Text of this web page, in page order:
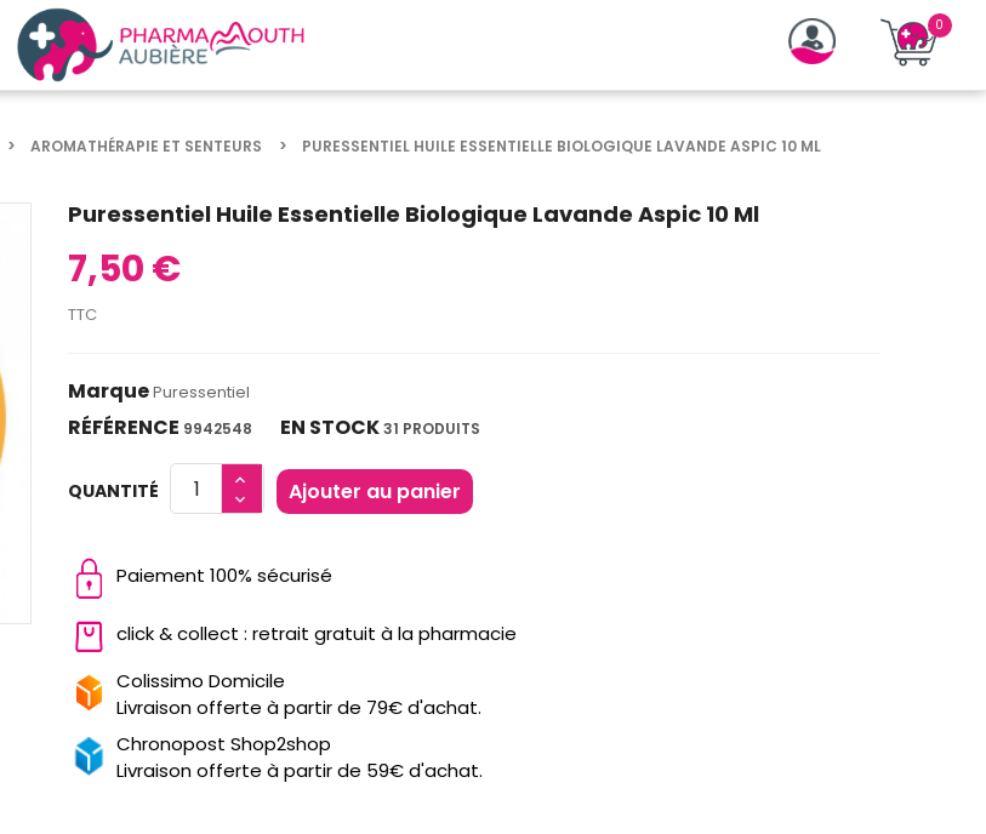
AROMATHÉRAPIE ET SENTEURS PURESSENTIEL HUILE ESSENTIELLE BIOLOGIQUE LAVANDE ASPIC 10 ML
Puressentiel Huile Essentielle Biologique Lavande Aspic 10 Ml
7,50 €
TTC
MarquePuressentiel
RÉFÉRENCE 9942548 EN STOCK31 PRODUITS
QUANTITÉ Ajouter au panier
Paiement 100% sécurisé
click & collect : retrait gratuit à la pharmacie
Colissimo Domicile
Livraison offerte à partir de 79€ d'achat.
Chronopost Shop2shop
Livraison offerte à partir de 59€ d'achat.